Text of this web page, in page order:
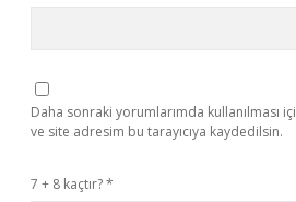
Daha sonraki yorumlarımda kullanılması
ve site adresim bu tarayıcıya kaydedilsin.
7 + 8 kaçtır?*